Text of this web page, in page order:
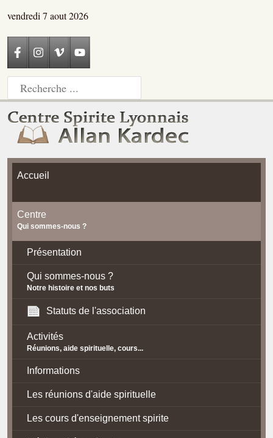
vendredi 7 aout 2026
Accueil
Centre
Qui sommes-nous ?
Présentation
Qui sommes-nous ?
Notre histoire et nos buts
Statuts de l'association
Activités
Réunions, aide spirituelle, cours...
Informations
Les réunions d'aide spirituelle
Les cours d'enseignement spirite